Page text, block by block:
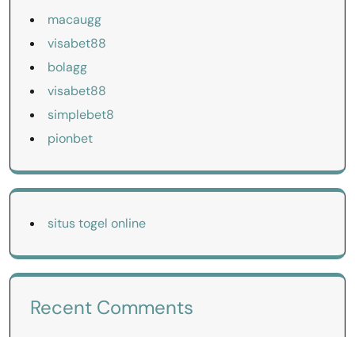
macaugg
visabet88
bolagg
visabet88
simplebet8
pionbet
situs togel online
Recent Comments